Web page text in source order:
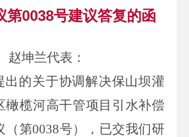
第0038号建议答复的函
赵坤兰代表 ：
出的关于协调解决保山坝灌
橄榄河高干管项目引水补偿
（第0038号）
，已交我们研